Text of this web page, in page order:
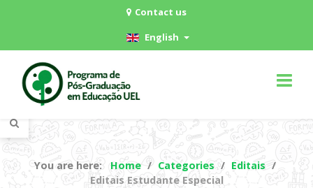
Contact us
English
You are here: Home Categories
Editais
Editais Estudante Especial